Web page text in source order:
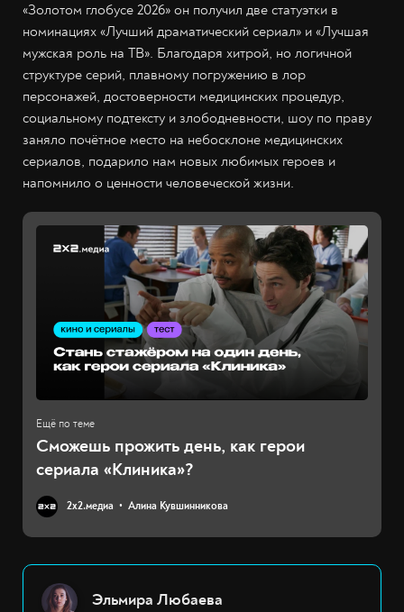
«Золотом глобусе 2026» он получил две статуэтки в
номинациях «Лучший драматический сериал» и «Лучшая
мужская роль на ТВ». Благодаря хитрой, но логичной
структуре серий, плавному погружению в лор
персонажей, достоверности медицинских процедур,
социальному подтексту и злободневности, шоу по праву
заняло почётное место на небосклоне медицинских
сериалов, подарило нам новых любимых героев и
напомнило о ценности человеческой жизни.
Сможешь прожить день, как герои
сериала «Клиника»?
2х2.медиа Алина Кувшинникова
Эльмира Любаева